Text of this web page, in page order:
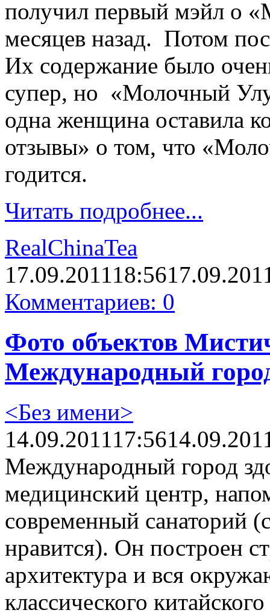
получил первый мэйл о
месяцев назад. Потом
Их содержание было
супер, но «Молочный
одна женщина оставила
отзывы» о том, что
годится.
Читать подробнее...
RealChinaTea
17.09.201118:56
Комментариев: 0
Фото объектов
Международный
<Без имени>
14.09.201117:56
Международный город
медицинский центр,
современный санаторий
нравится). Он построен
архитектура и вся
классического